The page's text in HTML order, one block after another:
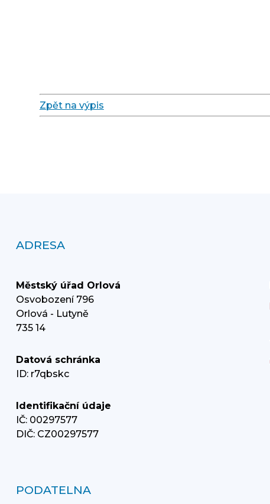
Zpět na výpis
ADRESA
Městský úřad Orlová
Osvobození 796
Orlová - Lutyně
735 14
Datová schránka
ID: r7qbskc
Identifikační údaje
IČ: 00297577
DIČ: CZ00297577
PODATELNA